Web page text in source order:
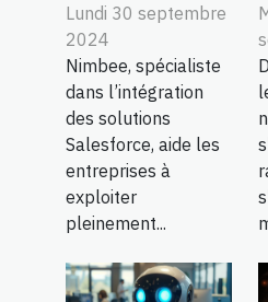
Lundi 30 septembre
2024
Nimbee, spécialiste
dans l’intégration
des solutions
Salesforce, aide les
entreprises à
exploiter
pleinement...